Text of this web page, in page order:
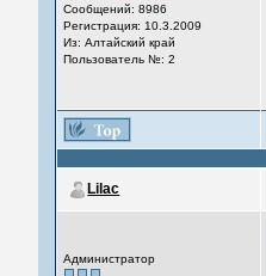
Сообщений: 8986
Регистрация: 10.3.2009
Из: Алтайский край
Пользователь №: 2
Lilac
Администратор